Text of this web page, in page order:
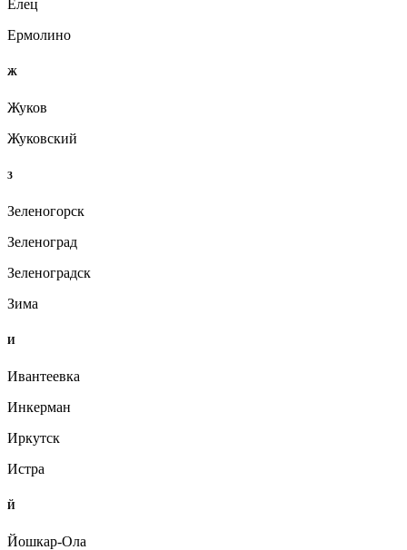
Елец
Ермолино
Ж
Жуков
Жуковский
З
Зеленогорск
Зеленоград
Зеленоградск
Зима
И
Ивантеевка
Инкерман
Иркутск
Истра
Й
Йошкар-Ола